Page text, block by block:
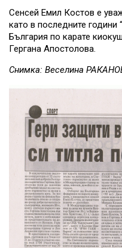
Сенсей Емил Костов е
като в последните години “
България по карате
Гергана Апостолова.
Снимка: Веселина